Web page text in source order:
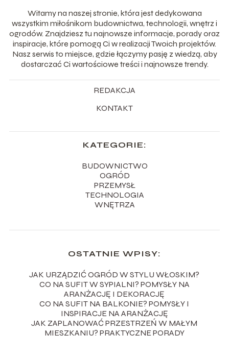
Witamy na naszej stronie, która jest dedykowana
wszystkim miłośnikom budownictwa, technologii, wnętrz i
ogrodów. Znajdziesz tu najnowsze informacje, porady oraz
inspiracje, które pomogą Ci w realizacji Twoich projektów.
Nasz serwis to miejsce, gdzie łączymy pasję z wiedzą, aby
dostarczać Ci wartościowe treści i najnowsze trendy.
REDAKCJA
KONTAKT
KATEGORIE:
BUDOWNICTWO
OGRÓD
PRZEMYSŁ
TECHNOLOGIA
WNĘTRZA
OSTATNIE WPISY:
JAK URZĄDZIĆ OGRÓD W STYLU WŁOSKIM?
CO NA SUFIT W SYPIALNI? POMYSŁY NA
ARANŻACJĘ I DEKORACJĘ
CO NA SUFIT NA BALKONIE? POMYSŁY I
INSPIRACJE NA ARANŻACJĘ
JAK ZAPLANOWAĆ PRZESTRZEŃ W MAŁYM
MIESZKANIU? PRAKTYCZNE PORADY